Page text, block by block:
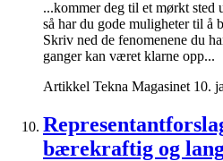
...kommer deg til et mørkt sted
så har du gode muligheter til å
Skriv ned de fenomenene du
ganger kan været klarne opp...
Artikkel Tekna Magasinet 10.
bærekraftig og